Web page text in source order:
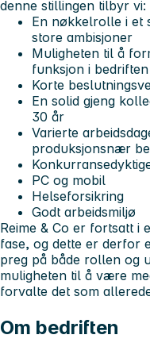
denne stillingen tilbyr vi:
En nøkkelrolle i et
store ambisjoner
Muligheten til å
funksjon i bedriften
Korte
En solid gjeng
30 år
Varierte
produksjonsnær
PC og mobil
Helseforsikring
Godt arbeidsmiljø
Reime & Co er fortsatt i
fase, og dette er derfor
preg på både rollen og
muligheten til å være
forvalte det som
Om bedriften